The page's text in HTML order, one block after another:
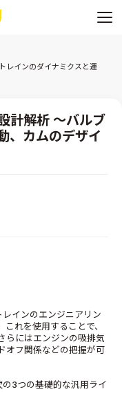
メ
レインのダイナミクスと運
計解析 ～バルブ
、カムのデザイ
インのエンジニアリン
れを使用することで、
らにはエンジンの吸排気
オフ関係などの把握が可
3つの基礎的な汎用ライ